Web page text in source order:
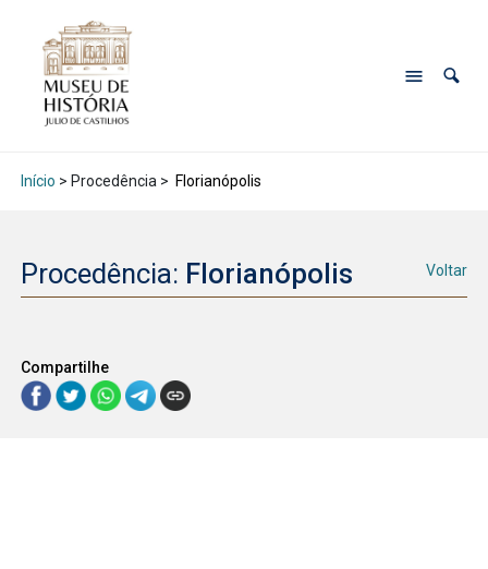
Início > Procedência > Florianópolis
Procedência: Florianópolis Voltar
Compartilhe